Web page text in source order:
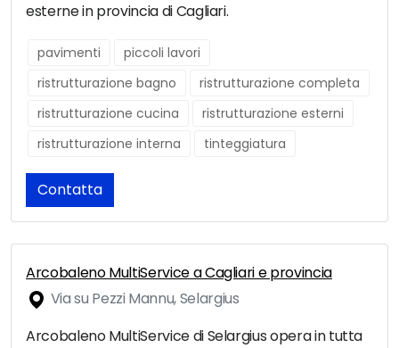
esterne in provincia di Cagliari.
pavimenti
piccoli lavori
ristrutturazione bagno
ristrutturazione completa
ristrutturazione cucina
ristrutturazione esterni
ristrutturazione interna
tinteggiatura
Contatta
Arcobaleno MultiService a Cagliari e provincia
Via su Pezzi Mannu, Selargius
Arcobaleno MultiService di Selargius opera in tutta